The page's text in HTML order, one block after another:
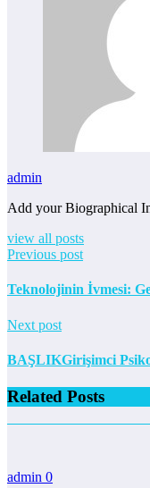
admin
Add your Biographical
view all posts
Previous post
Teknolojinin İvmesi:
Next post
BAŞLIKGirişimci
Related Posts
admin 0